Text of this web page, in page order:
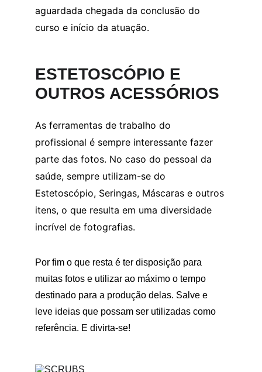
aguardada chegada da conclusão do
curso e início da atuação.
ESTETOSCÓPIO E
OUTROS ACESSÓRIOS
As ferramentas de trabalho do
profissional é sempre interessante fazer
parte das fotos. No caso do pessoal da
saúde, sempre utilizam-se do
Estetoscópio, Seringas, Máscaras e outros
itens, o que resulta em uma diversidade
incrível de fotografias.
Por fim o que resta é ter disposição para
muitas fotos e utilizar ao máximo o tempo
destinado para a produção delas. Salve e
leve ideias que possam ser utilizadas como
referência. E divirta-se!